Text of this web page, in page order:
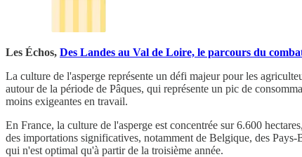
Les Échos, Des Landes au Val de Loire, le parcours du
La culture de l'asperge représente un défi majeur pour les
autour de la période de Pâques, qui représente un pic de
moins exigeantes en travail.
En France, la culture de l'asperge est concentrée sur 6.600
des importations significatives, notamment de Belgique, des
qui n'est optimal qu'à partir de la troisième année.